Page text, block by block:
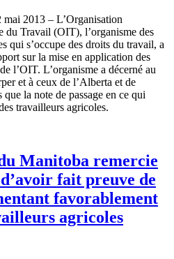
mai 2013 – L’Organisation
du Travail (OIT), l’organisme des
qui s’occupe des droits du travail, a
surla mise en application des
l’OIT. L’organisme a décerné au
et à ceux de l’Alberta et de
que la note de passage en ce qui
travailleurs agricoles.
Manitoba remercie
fait preuve de
favorablement
agricoles